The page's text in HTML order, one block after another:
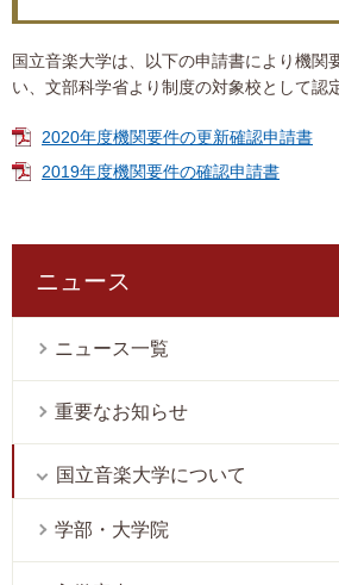
国立音楽大学は、以下の申請書により機関
い、文部科学省より制度の対象校として認
2020年度機関要件の更新確認申請書
2019年度機関要件の確認申請書
ニュース
ニュース一覧
重要なお知らせ
国立音楽大学について
学部・大学院